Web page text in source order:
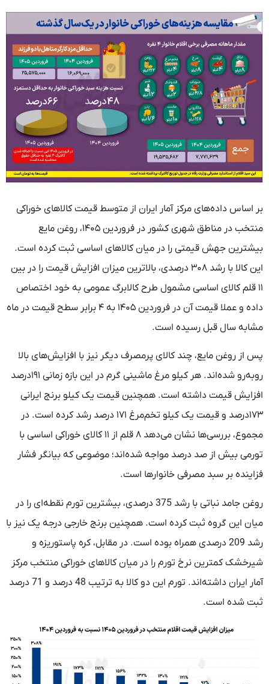
بر اساس داده‌های مرکز آمار ایران از متوسط قیمت کالاهای خوراکی
منتخب در مناطق شهری کشور در فروردین ۱۴۰۵، روغن مایع
بیشترین جهش قیمتی را در میان کالاهای اساسی ثبت کرده است.
این کالا با رشد ۳۰۸ درصدی، بالاترین میزان افزایش قیمت را در بین
۱۱ قلم کالای اساسی مشمول طرح کالابرگ عمومی به خود اختصاص
داده و عملا قیمت آن در فروردین ۱۴۰۵ به ۴ برابر سطح قیمت در ماه
مشابه سال قبل رسیده است.
پس از روغن مایع، چند کالای پرمصرف دیگر نیز با افزایش‌های بالا
روبه‌رو شده‌اند. هر کیلو مرغ ماشینی گرم در این بازه زمانی ۱۹۱درصد
افزایش قیمت داشته است. همچنین قیمت یک کیلو برنج ایرانی
۱۷۳درصد و قیمت یک کیلو تخم‌مرغ ۱۷۱ درصد رشد کرده است. در
مجموع، بررسی‌ها نشان می‌دهد ۸ قلم از ۱۱ کالای خوراکی اساسی با
تورمی بیش از صد درصد مواجه شده‌اند؛ موضوعی که بیانگر فشار
فزاینده بر سبد مصرفی خانوارها است.
روغن جامد نباتی با رشد 375 درصدی، بیشترین تورم نقطه‌ای را در
میان این گروه ثبت کرده است. همچنین برنج خارجی درجه یک نیز با
رشد 209 درصدی همراه بوده است. در مقابل، کره پاستوریزه و
شیرخشک کمترین نرخ تورم را در میان کالاهای خوراکی منتخب مرکز
آمار ایران داشته‌اند. تورم این دو کالا به ترتیب 48 درصد و 71 درصد
ثبت شده است.